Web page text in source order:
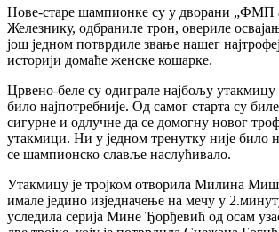
Нове-старе шампионке су у дворани „ФМП
Железнику, одбраниле трон, овериле
још једном потврдиле звање нашег
историји домаће женске кошарке.
Црвено-беле су одиграле најбољу утакмицу
било најпотребније. Од самог старта су
сигурне и одлучне да се домогну новог
утакмици. Ни у једном тренутку није било
се шампионско славље наслућивало.
Утакмицу је тројком отворила Милина
имале једино изједначење на мечу у
уследила серија Мине Ђорђевић од осам